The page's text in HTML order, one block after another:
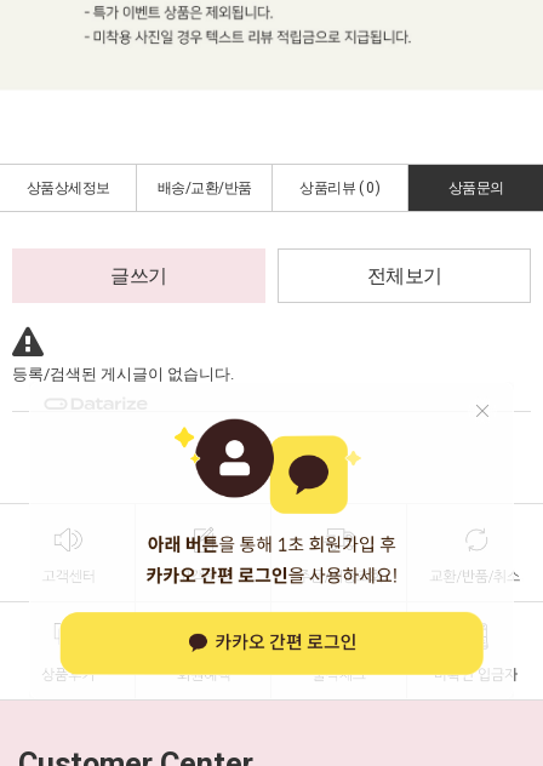
상품상세정보 배송/교환/반품 상품리뷰 ( 0) 상품문의
글쓰기 전체보기
등록/검색된 게시글이 없습니다.